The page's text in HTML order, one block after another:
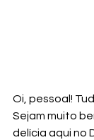
Oi, pessoal!
Sejam muito
delícia aqui no